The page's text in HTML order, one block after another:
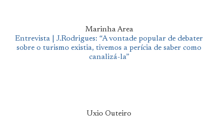
Marinha Area
Entrevista | J.Rodrigues: “A vontade popular de debater
sobre o turismo existia, tivemos a perícia de saber como
canalizá-la”
Uxio Outeiro